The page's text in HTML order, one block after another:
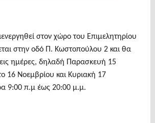
στον χώρο του Επιμελητηρίου
στην οδό Π. Κωστοπούλου 2 και θα
ημέρες, δηλαδή Παρασκευή 15
16 Νοεμβρίου και Κυριακή 17
9:00 π.μ έως 20:00 μ.μ.